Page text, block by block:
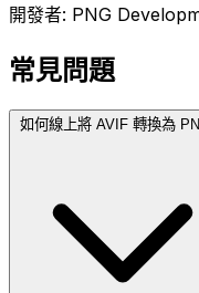
開發者: PNG
常見問題
如何線上將 AVIF 轉換為